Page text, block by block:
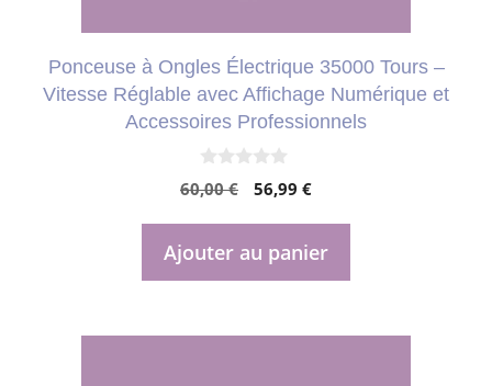
Ponceuse à Ongles Électrique 35000 Tours –
Vitesse Réglable avec Affichage Numérique et
Accessoires Professionnels
0
s
5
60,00€
Le
prix
initial
était :
56,99 €Le
prix
actuel
est :
Ajouter au panier